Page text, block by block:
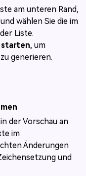
am unteren Rand,
wählen Sie die im
Liste.
, um
generieren.
der Vorschau an
im
Änderungen
und